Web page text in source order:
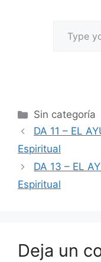
Sin categoría
DA 11 – EL
Espiritual
DA 13 – EL
Espiritual
Deja un